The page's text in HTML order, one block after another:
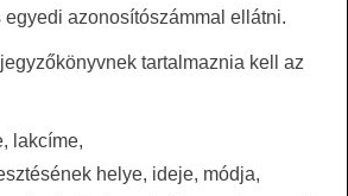
azonosítószámmal ellátni.
tartalmaznia kell az
lakcíme,
helye, ideje, módja,